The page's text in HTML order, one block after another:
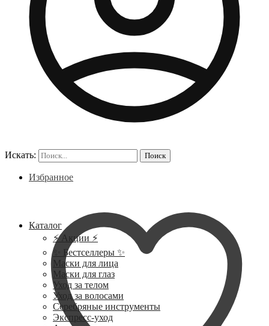
Искать: Поиск
Избранное
Каталог
⚡ Акции ⚡
✨ Бестселлеры ✨
Маски для лица
Маски для глаз
Уход за телом
Уход за волосами
Серебряные инструменты
Экспресс-уход